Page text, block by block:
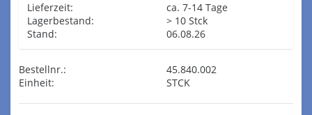
Lieferzeit:
ca. 7-14 Tage
Lagerbestand:
> 10 Stck
Stand:
06.08.26
Bestellnr.:
45.840.002
Einheit:
STCK